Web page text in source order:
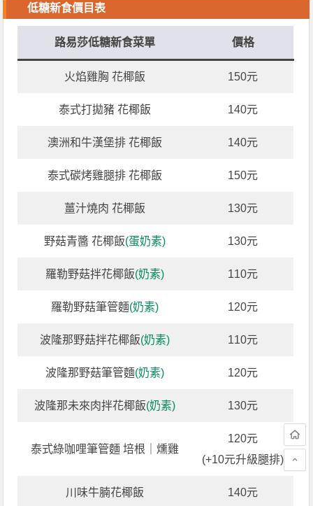
低糖新食價目表
路易莎低糖新食菜單 價格
火焰雞胸 花椰飯 150元
泰式打拋豬 花椰飯 140元
澳洲和牛漢堡排 花椰飯 140元
泰式碳烤雞腿排 花椰飯 150元
薑汁燒肉 花椰飯 130元
野菇青醬 花椰飯(蛋奶素) 130元
羅勒野菇拌花椰飯(奶素) 110元
羅勒野菇筆管麵(奶素) 120元
波隆那野菇拌花椰飯(奶素) 110元
波隆那野菇筆管麵(奶素) 120元
波隆那未來肉拌花椰飯(奶素) 130元
泰式綠咖哩筆管麵 培根｜燻雞
120元
(+10元升級腿排)
川味牛腩花椰飯 140元